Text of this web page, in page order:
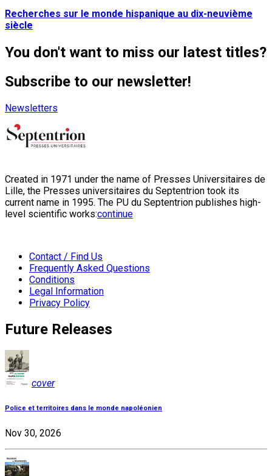
Recherches sur le monde hispanique au dix-neuvième
siècle
You don't want to miss our latest titles?
Subscribe to our newsletter!
Newsletters
Created in 1971 under the name of Presses Universitaires de
Lille, the Presses universitaires du Septentrion took its
current name in 1995. The PU du Septentrion publishes high-
level scientific works:continue
Contact / Find Us
Frequently Asked Questions
Conditions
Legal Information
Privacy Policy
Future Releases
cover
Police et territoires dans le monde napoléonien
Nov 30, 2026